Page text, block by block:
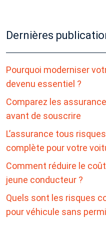
Dernières
Pourquoi moderniser
devenu essentiel ?
Comparez les
avant de souscrire
L’assurance tous
complète pour votre
Comment réduire le
jeune conducteur ?
Quels sont les risques
pour véhicule sans